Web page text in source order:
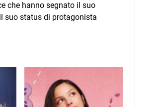
che hanno segnato il suo
suo status di protagonista